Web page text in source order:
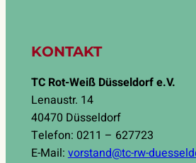
KONTAKT
TC Rot-Weiß Düsseldorf e.V.
Lenaustr. 14
40470 Düsseldorf
Telefon: 0211 – 627723
E-Mail:vorstand@tc-rw-